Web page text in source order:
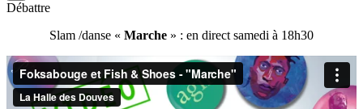
Débattre
Slam /danse « Marche » : en direct samedi à 18h30